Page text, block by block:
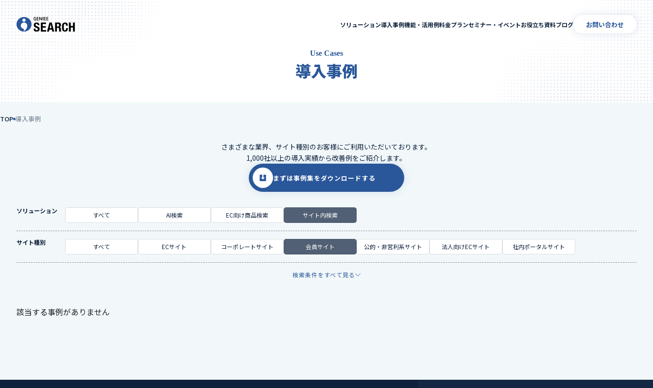
ソリューション導入事例機能・活用例料金プランセミナー・イベントお役立ち資料ブログ お問い合わせ
Use Cases
導入事例
TOP 導入事例
さまざまな業界、サイト種別のお客様にご利用いただいております。
1,000社以上の導入実績から改善例をご紹介します。
まずは事例集をダウンロードする
ソリューション
すべて AI検索 EC向け商品検索 サイト内検索
サイト種別
すべて ECサイト コーポレートサイト 会員サイト 公的・非営利系サイト 法人向けECサイト 社内ポータルサイト
検索条件をすべて見る
該当する事例がありません